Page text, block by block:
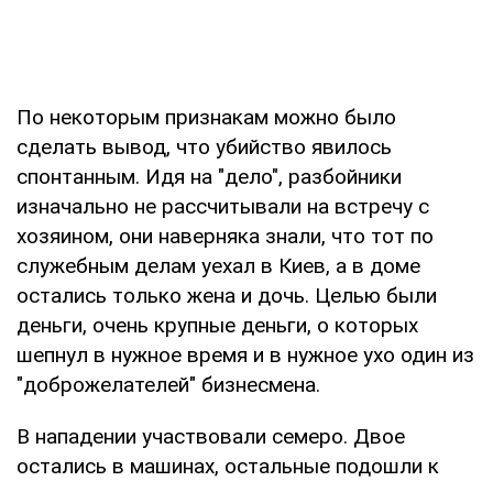
По некоторым признакам можно было
сделать вывод, что убийство явилось
спонтанным. Идя на "дело", разбойники
изначально не рассчитывали на встречу с
хозяином, они наверняка знали, что тот по
служебным делам уехал в Киев, а в доме
остались только жена и дочь. Целью были
деньги, очень крупные деньги, о которых
шепнул в нужное время и в нужное ухо один из
"доброжелателей" бизнесмена.
В нападении участвовали семеро. Двое
остались в машинах, остальные подошли к